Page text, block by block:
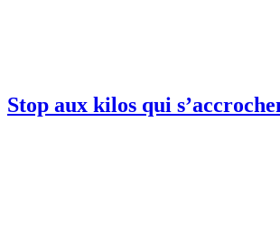
Stop aux kilos qui